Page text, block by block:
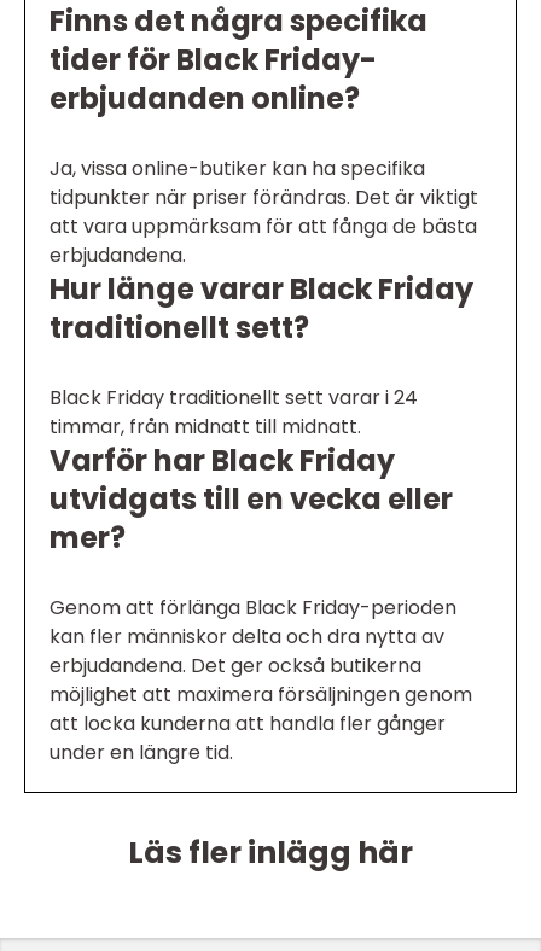
Finns det några specifika
tider för Black Friday-
erbjudanden online?
Ja, vissa online-butiker kan ha specifika
tidpunkter när priser förändras. Det är viktigt
att vara uppmärksam för att fånga de bästa
erbjudandena.
Hur länge varar Black Friday
traditionellt sett?
Black Friday traditionellt sett varar i 24
timmar, från midnatt till midnatt.
Varför har Black Friday
utvidgats till en vecka eller
mer?
Genom att förlänga Black Friday-perioden
kan fler människor delta och dra nytta av
erbjudandena. Det ger också butikerna
möjlighet att maximera försäljningen genom
att locka kunderna att handla fler gånger
under en längre tid.
Läs fler inlägg här